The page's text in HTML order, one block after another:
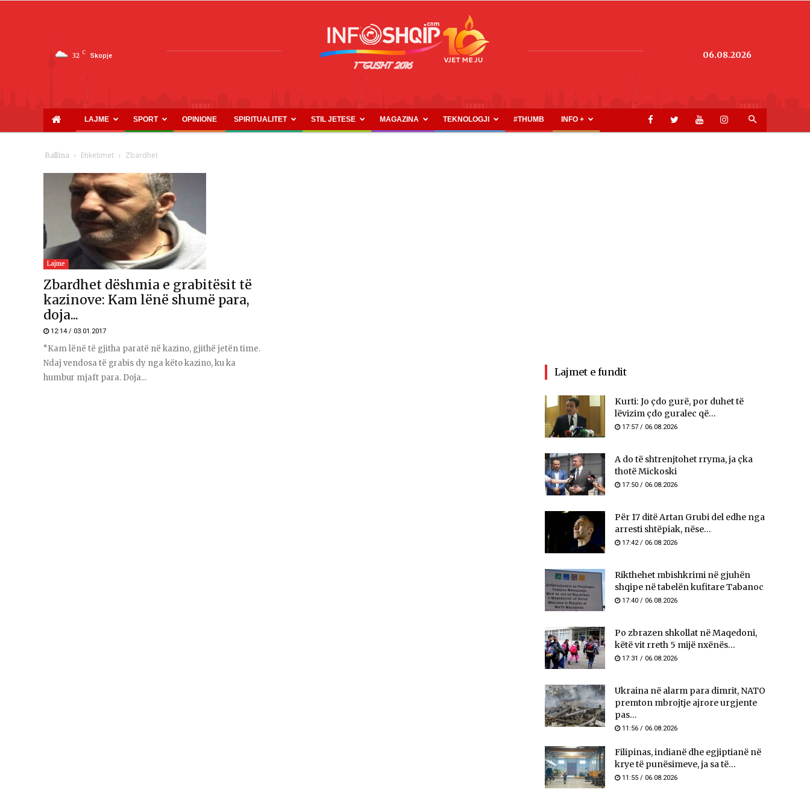
32 C Skopje
INFOSHQIP.COM
06.08.2026
LAJME SPORT OPINIONE SPIRITUALITET STIL JETESE MAGAZINA TEKNOLOGJI #THUMB INFO +
Ballina Etiketimet Zbardhet
Lajme
Zbardhet dëshmia e grabitësit të
kazinove: Kam lënë shumë para,
doja...
12:14 / 03.01.2017
“Kam lënë të gjitha paratë në kazino, gjithë jetën time.
Ndaj vendosa të grabis dy nga këto kazino, ku ka
humbur mjaft para. Doja...
Lajmet e fundit
Kurti: Jo çdo gurë, por duhet të
lëvizim çdo guralec që...
17:57 / 06.08.2026
A do të shtrenjtohet rryma, ja çka
thotë Mickoski
17:50 / 06.08.2026
Për 17 ditë Artan Grubi del edhe nga
arresti shtëpiak, nëse...
17:42 / 06.08.2026
Rikthehet mbishkrimi në gjuhën
shqipe në tabelën kufitare Tabanoc
17:40 / 06.08.2026
Po zbrazen shkollat në Maqedoni,
këtë vit rreth 5 mijë nxënës...
17:31 / 06.08.2026
Ukraina në alarm para dimrit, NATO
premton mbrojtje ajrore urgjente
pas...
11:56 / 06.08.2026
Filipinas, indianë dhe egjiptianë në
krye të punësimeve, ja sa të...
11:55 / 06.08.2026